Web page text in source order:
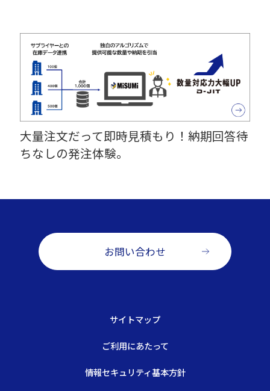
大量注文だって即時見積もり！納期回答待
ちなしの発注体験。
サイトマップ
ご利用にあたって
情報セキュリティ基本方針
お問い合わせ